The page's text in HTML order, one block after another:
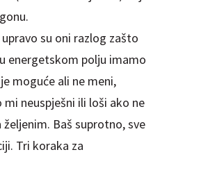
su oni razlog zašto
u energetskom polju imamo
moguće ali ne meni,
neuspješni ili loši ako ne
Baš suprotno, sve
Tri koraka za